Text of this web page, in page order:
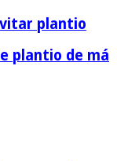
plantio
plantio de má